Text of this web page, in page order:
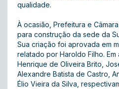
qualidade.
À ocasião, Prefeitura e
para construção da sede da
Sua criação foi aprovada em
relatado por Haroldo Filho.
Henrique de Oliveira Brito,
Alexandre Batista de Castro,
Élio Vieira da Silva,